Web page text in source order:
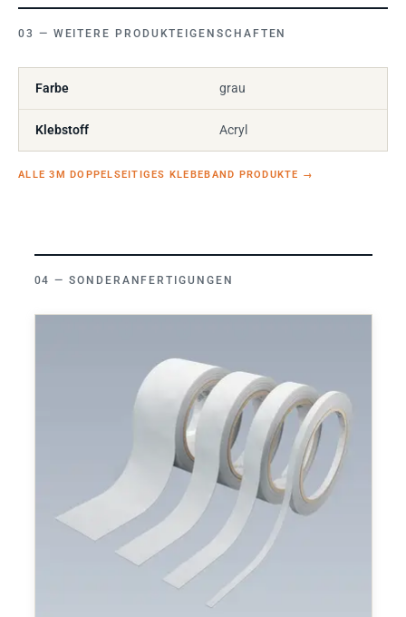
WEITERE PRODUKTEIGENSCHAFTEN
Farbe grau
Klebstoff Acryl
ALLE 3M DOPPELSEITIGES KLEBEBAND PRODUKTE →
SONDERANFERTIGUNGEN